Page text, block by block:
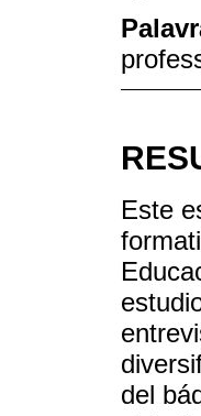
Este
del